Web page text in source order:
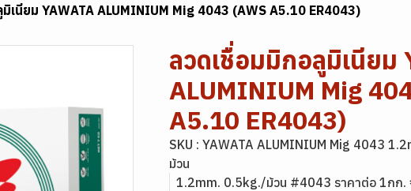
เนียม YAWATA ALUMINIUM Mig 4043 (AWS A5.10 ER4043)
ลวดเชื่อมมิกอลูมิเนียม
ALUMINIUM Mig
A5.10 ER4043)
SKU : YAWATA ALUMINIUM Mig 4043
ม้วน
1.2mm. 0.5kg./ม้วน #4043 ราคาต่อ 1กก.